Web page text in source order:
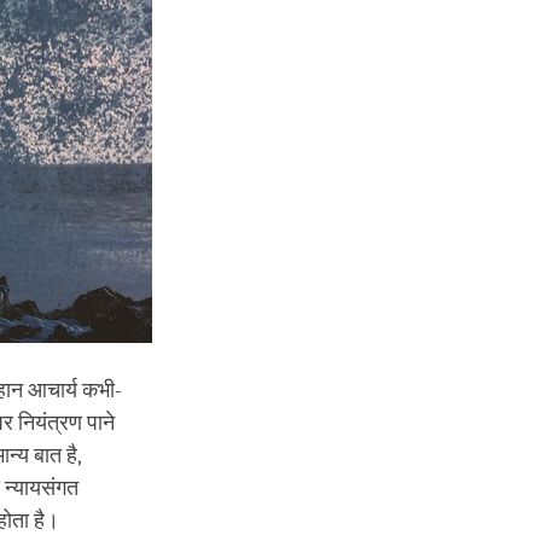
आचार्य कभी-
नियंत्रण पाने
बात है,
है।